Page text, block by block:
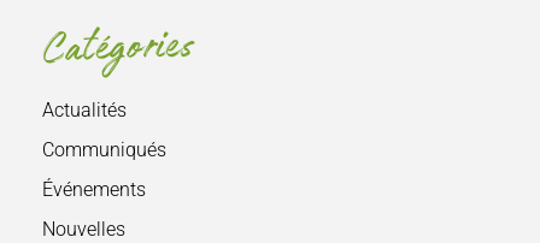
Catégories
Actualités
Communiqués
Événements
Nouvelles